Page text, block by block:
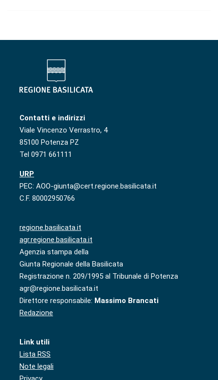
Contatti e indirizzi
Viale Vincenzo Verrastro, 4
85100 Potenza PZ
Tel 0971 661111
URP
PEC: AOO-giunta@cert.regione.basilicata.it
C.F. 80002950766
regione.basilicata.it
agr.regione.basilicata.it
Agenzia stampa della
Giunta Regionale della Basilicata
Registrazione n. 209/1995 al Tribunale di Potenza
agr@regione.basilicata.it
Direttore responsabile: Massimo Brancati
Redazione
Link utili
Lista RSS
Note legali